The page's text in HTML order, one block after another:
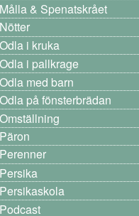
Målla & Spenatskrået
Nötter
Odla i kruka
Odla i pallkrage
Odla med barn
Odla på fönsterbrädan
Omställning
Päron
Perenner
Persika
Persikaskola
Podcast